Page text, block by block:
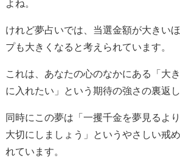
よね。
けれど夢占いでは、当選金額が大きい
プも大きくなると考えられています。
これは、あなたの心のなかにある「大
に入れたい」という期待の強さの裏返
同時にこの夢は「一攫千金を夢見るよ
大切にしましょう」というやさしい戒
れています。